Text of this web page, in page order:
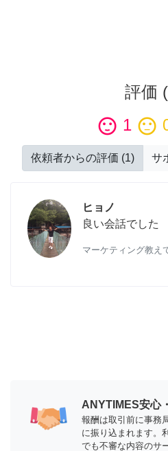
評価 (
sentiment_satisfied 1 sentiment_neutral
依頼者からの評価 (1) サ
ヒョノ
良い会話でした
マーケティング教え
ANYTIMES安心
報酬は取引前に事務
に振り込まれます。
でも不審な内容のサ